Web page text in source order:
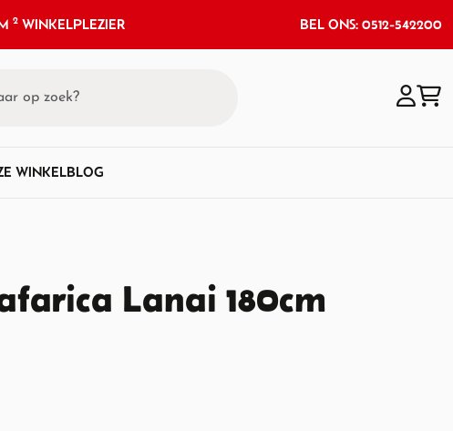
2 WINKELPLEZIER BEL ONS: 0512-542200
WINKELBLOG
Lanai 180cm